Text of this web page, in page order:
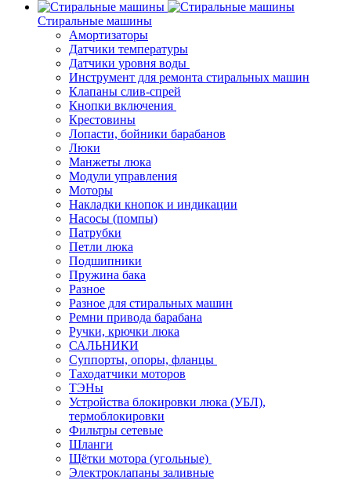
Стиральные машины
Амортизаторы
Датчики температуры
Датчики уровня воды
Инструмент для ремонта стиральных машин
Клапаны слив-спрей
Кнопки включения
Крестовины
Лопасти, бойники барабанов
Люки
Манжеты люка
Модули управления
Моторы
Накладки кнопок и индикации
Насосы (помпы)
Патрубки
Петли люка
Подшипники
Пружина бака
Разное
Разное для стиральных машин
Ремни привода барабана
Ручки, крючки люка
САЛЬНИКИ
Суппорты, опоры, фланцы
Таходатчики моторов
ТЭНы
Устройства блокировки люка (УБЛ),
термоблокировки
Фильтры сетевые
Шланги
Щётки мотора (угольные)
Электроклапаны заливные